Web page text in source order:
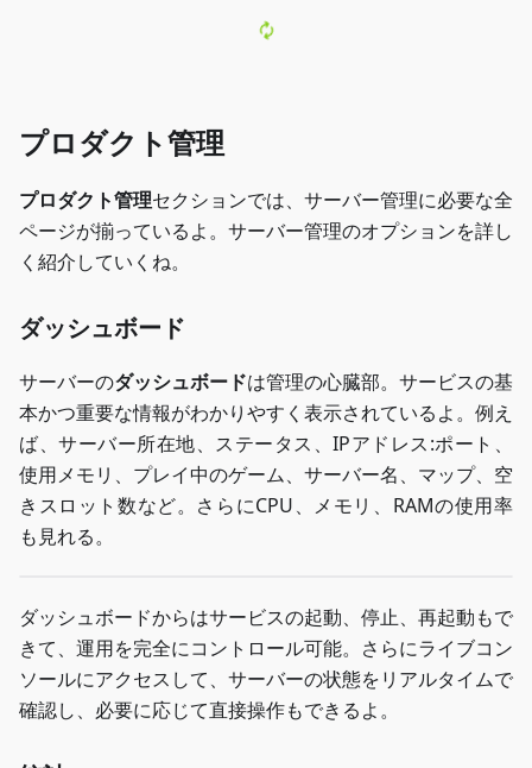
プロダクト管理
プロダクト管理セクションでは、サーバー管理に必要な全
ページが揃っているよ。サーバー管理のオプションを詳し
く紹介していくね。
ダッシュボード
サーバーのダッシュボードは管理の心臓部。サービスの基
本かつ重要な情報がわかりやすく表示されているよ。例え
ば、サーバー所在地、ステータス、IPアドレス:ポート、
使用メモリ、プレイ中のゲーム、サーバー名、マップ、空
きスロット数など。さらにCPU、メモリ、RAMの使用率
も見れる。
ダッシュボードからはサービスの起動、停止、再起動もで
きて、運用を完全にコントロール可能。さらにライブコン
ソールにアクセスして、サーバーの状態をリアルタイムで
確認し、必要に応じて直接操作もできるよ。